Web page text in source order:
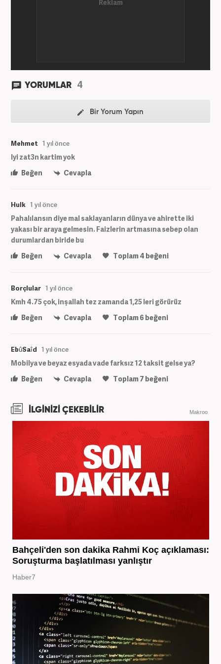
YORUMLAR 4
Bir Yorum Yapın
Mehmet 1 yıl önce
Iyi zat3n kartim yok
Beğen
Cevapla
Hulk 1 yıl önce
Pahalılansın diye mal saklayanların dünya ve ahirette iki
yakası bir araya gelmesin. Faizlerin artmasına sebep olan
durumlardan biride bu
Beğen
Cevapla Toplam4 beğeni
Borçlular 1 yıl önce
Kmh 4.75 çok, inşallah tez zamanda 1,25 leri görürüz
Beğen
Cevapla Toplam6 beğeni
EbûSaîd 1 yıl önce
Mobilya ve beyaz esyada vade farksız 12 taksit gelse ya?
Beğen
Cevapla Toplam7 beğeni
İLGİNİZİ ÇEKEBİLİR Makroo
Bahçeli'den son dakika Rahmi Koç açıklaması:
Soruşturma başlatılması yanlıştır
Haber7